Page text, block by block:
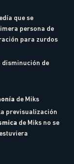
que se
persona de
para zurdos
disminución de
de Miks
previsualización
de Miks no se